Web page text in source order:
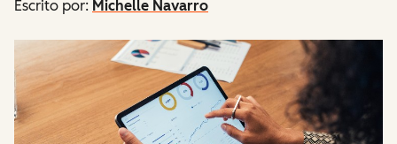
Escrito por: Michelle Navarro